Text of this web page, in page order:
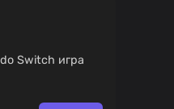
Switch игра